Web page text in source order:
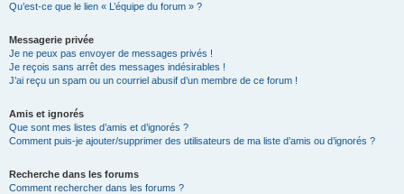
Qu’est-ce que le lien « L’équipe du forum » ?
Messagerie privée
Je ne peux pas envoyer de messages privés !
Je reçois sans arrêt des messages indésirables !
J’ai reçu un spam ou un courriel abusif d’un membre de ce forum !
Amis et ignorés
Que sont mes listes d’amis et d’ignorés ?
Comment puis-je ajouter/supprimer des utilisateurs de ma liste d’amis ou d’ignorés ?
Recherche dans les forums
Comment rechercher dans les forums ?